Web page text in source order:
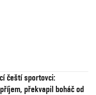
čeští sportovci:
překvapil boháč od